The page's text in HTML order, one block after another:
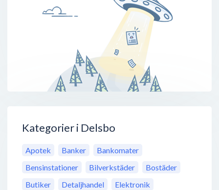
Kategorier i Delsbo
Apotek Banker
Bankomater
Bensinstationer
Bilverkstäder
Bostäder
Butiker
Detaljhandel
Elektronik